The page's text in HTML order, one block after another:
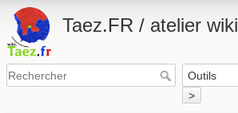
Taez.FR / atelier wiki
>